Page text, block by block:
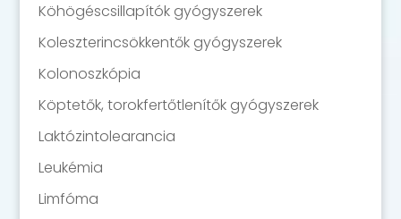
Köhögéscsillapítók gyógyszerek
Koleszterincsökkentők gyógyszerek
Kolonoszkópia
Köptetők, torokfertőtlenítők gyógyszerek
Laktózintolearancia
Leukémia
Limfóma